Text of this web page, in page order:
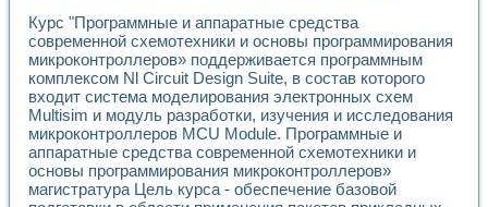
Система сбора данных и управления процессом
Управление температурой газовой среды специальной
Разработка программного обеспечения с
Использование технологий NATIONAL INSTRUMENTS
Оборудование для промышленной термотрансферной
Автоматизация реометрических исследований на базе
Применение измерителя иммитанса для исследова¬ния
Исследование электромагнитных переходных процессов
Стенд для исследования электрических переходных
Курс "Программные и аппаратные средства
современной схемотехники и основы программирования
микроконтроллеров» поддерживается программным
комплексом Nl Circuit Design Suite, в состав которого
входит система моделирования электронных схем
Multisim и модуль разработки, изучения и исследования
микроконтроллеров MCU Module. Программные и
аппаратные средства современной схемотехники и
основы программирования микроконтроллеров»
магистратура Цель курса - обеспечение базовой